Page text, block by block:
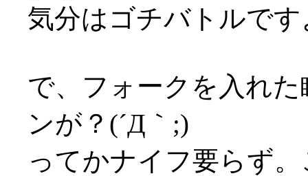
気分はゴチバトルで
で、フォークを入れ
ンが？(´Д｀;)
ってかナイフ要らず